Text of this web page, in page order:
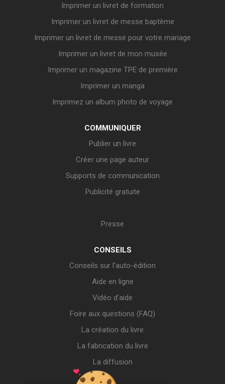
Imprimer un livret de formation
Imprimer un livret de messe baptême
Imprimer un livret de messe pour votre mariage
Imprimer un livret de mon musée
Imprimer un magazine TPE de première
Imprimer un manga
Imprimez un album photo de voyage
COMMUNIQUER
Publier un livre
Créer une page auteur
Supports de communication
Publicité gratuite
Presse
CONSEILS
Conseils sur l’auto-édition
Aide en ligne
Vidéo d’aide
Foire aux questions (FAQ)
La création du livre
La fabrication du livre
La diffusion